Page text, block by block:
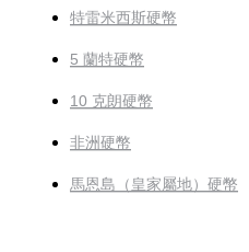
特雷米西斯硬幣
5 蘭特硬幣
10 克朗硬幣
非洲硬幣
馬恩島（皇家屬地）硬幣